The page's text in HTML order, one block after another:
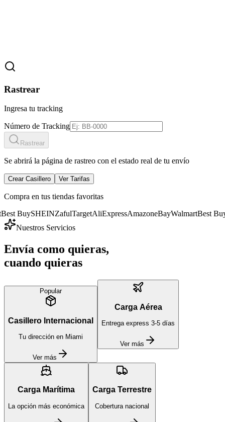
Rastrear
Ingresa tu tracking
Número de Tracking
Rastrear
Se abrirá la página de rastreo con el estado real de tu envío
Crear Casillero Ver Tarifas
Compra en tus tiendas favoritas
SHEINZafulTargetAliExpressAmazoneBayWalmartBest BuySHEIN
Nuestros Servicios
Envía como quieras,
cuando quieras
Popular
Casillero Internacional
Tu dirección en Miami
Ver más
Carga Aérea
Entrega express 3-5 días
Ver más
Carga Marítima
La opción más económica
Carga Terrestre
Cobertura nacional